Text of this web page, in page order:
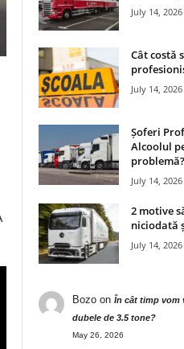
July 14, 2026
Cât costă
July 14, 2026
Șoferi
Alcoolul
problemă?
July 14, 2026
2 motive
niciodată
July 14, 2026
Bozoon În cât timp vom
dubele de 3.5 tone?
May 26, 2026